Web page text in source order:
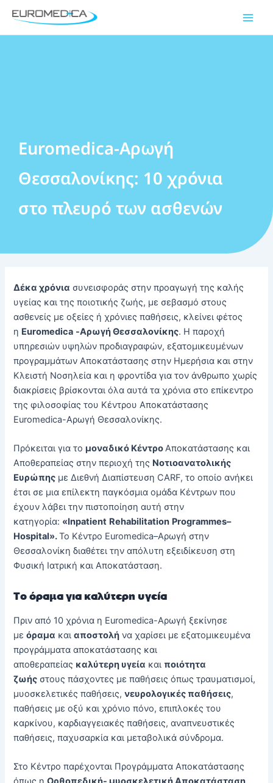
στο
περιεχόμενο
Main
Euromedica-Αρωγή
Θεσσαλονίκης: 10 χρόνια
στο πλευρό των ασθενών
Δέκα χρόνια συνεισφοράς στην προαγωγή της καλής
υγείας και της ποιοτικής ζωής, με σεβασμό στους
ασθενείς με οξείες ή χρόνιες παθήσεις, κλείνει φέτος
η Euromedica -Αρωγή Θεσσαλονίκης. Η παροχή
υπηρεσιών υψηλών προδιαγραφών, εξατομικευμένων
προγραμμάτων Αποκατάστασης στην Ημερήσια και στην
Κλειστή Νοσηλεία και η φροντίδα για τον άνθρωπο χωρίς
διακρίσεις βρίσκονται όλα αυτά τα χρόνια στο επίκεντρο
της φιλοσοφίας του Κέντρου Αποκατάστασης
Euromedica-Αρωγή Θεσσαλονίκης.
Πρόκειται για τομοναδικό ΚέντροΑποκατάστασης και
Αποθεραπείας στην περιοχή της Νοτιοανατολικής
Ευρώπης με Διεθνή Διαπίστευση CARF, το οποίο ανήκει
έτσι σε μια επίλεκτη παγκόσμια ομάδα Κέντρων που
έχουν λάβει την πιστοποίηση αυτή στην
κατηγορία: «Inpatient Rehabilitation Programmes–
Hospital».Το Κέντρο Euromedica–Αρωγή στην
Θεσσαλονίκη διαθέτει την απόλυτη εξειδίκευση στη
Φυσική Ιατρική και Αποκατάσταση.
Το όραμα για καλύτερη υγεία
Πριν από 10 χρόνια η Euromedica-Αρωγή ξεκίνησε
μεόραμα καιαποστολή να χαρίσει με εξατομικευμένα
προγράμματα αποκατάστασης και
αποθεραπείας καλύτερη υγεία και ποιότητα
ζωής στους πάσχοντες με παθήσεις όπως τραυματισμοί,
μυοσκελετικές παθήσεις,νευρολογικές παθήσεις,
παθήσεις με οξύ και χρόνιο πόνο, επιπλοκές του
καρκίνου, καρδιαγγειακές παθήσεις, αναπνευστικές
παθήσεις, παχυσαρκία και μεταβολικά σύνδρομα.
Στο Κέντρο παρέχονται Προγράμματα Αποκατάστασης